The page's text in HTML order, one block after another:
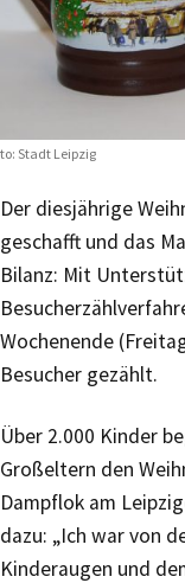
Stadt Leipzig
Der diesjährige
geschafft und das
Bilanz: Mit
Wochenende
Besucher gezählt.
Über 2.000 Kinder
Großeltern den
Dampflok am
dazu: „Ich war von
Kinderaugen und